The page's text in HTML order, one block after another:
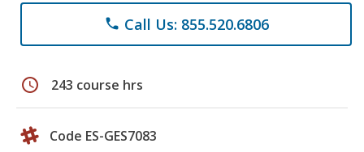
phone Call Us: 855.520.6806
schedule 243 course hrs
Code ES-GES7083